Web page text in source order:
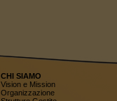
CHI SIAMO
Vision e Mission
Organizzazione